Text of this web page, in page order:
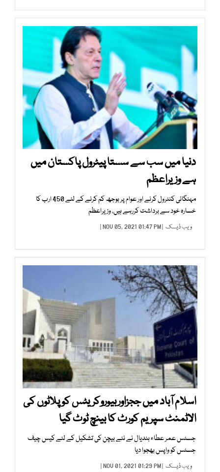
دنیا میں سب سے سستا پیٹرول پاکستان میں
ہے وزیراعظم
مہنگائی کنٹرول کرنے اور عوام پر بوجھ کم کرنے کے لئے 450 ارب کا
خسارہ خود سے برداشت کررہے ہیں، وزیراعظم
ویب ڈیسک | NOV 05, 2021 01:47 PM |
اسلام آباد میں ججزاوربیوروکریٹس کو پلاٹوں کی
الاٹمنٹ سپریم کورٹ کا بینچ ٹوٹ گیا
جسٹس عمر عطاء بندیال نے نئے بیچن کی تشکیل کے لئے کیس چیف
جسٹس کو واپس بھجوا دیا
ویب ڈیسک | NOV 01, 2021 01:29 PM |